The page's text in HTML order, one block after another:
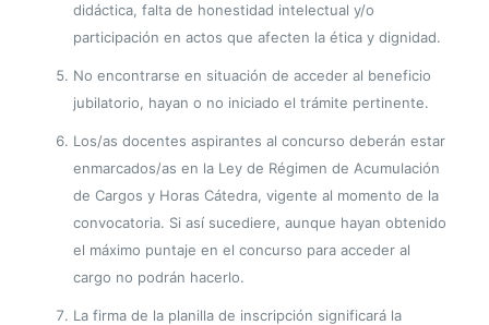
didáctica, falta de honestidad intelectual y/o
participación en actos que afecten la ética y dignidad.
No encontrarse en situación de acceder al beneficio
jubilatorio, hayan o no iniciado el trámite pertinente.
Los/as docentes aspirantes al concurso deberán estar
enmarcados/as en la Ley de Régimen de Acumulación
de Cargos y Horas Cátedra, vigente al momento de la
convocatoria. Si así sucediere, aunque hayan obtenido
el máximo puntaje en el concurso para acceder al
cargo no podrán hacerlo.
La firma de la planilla de inscripción significará la